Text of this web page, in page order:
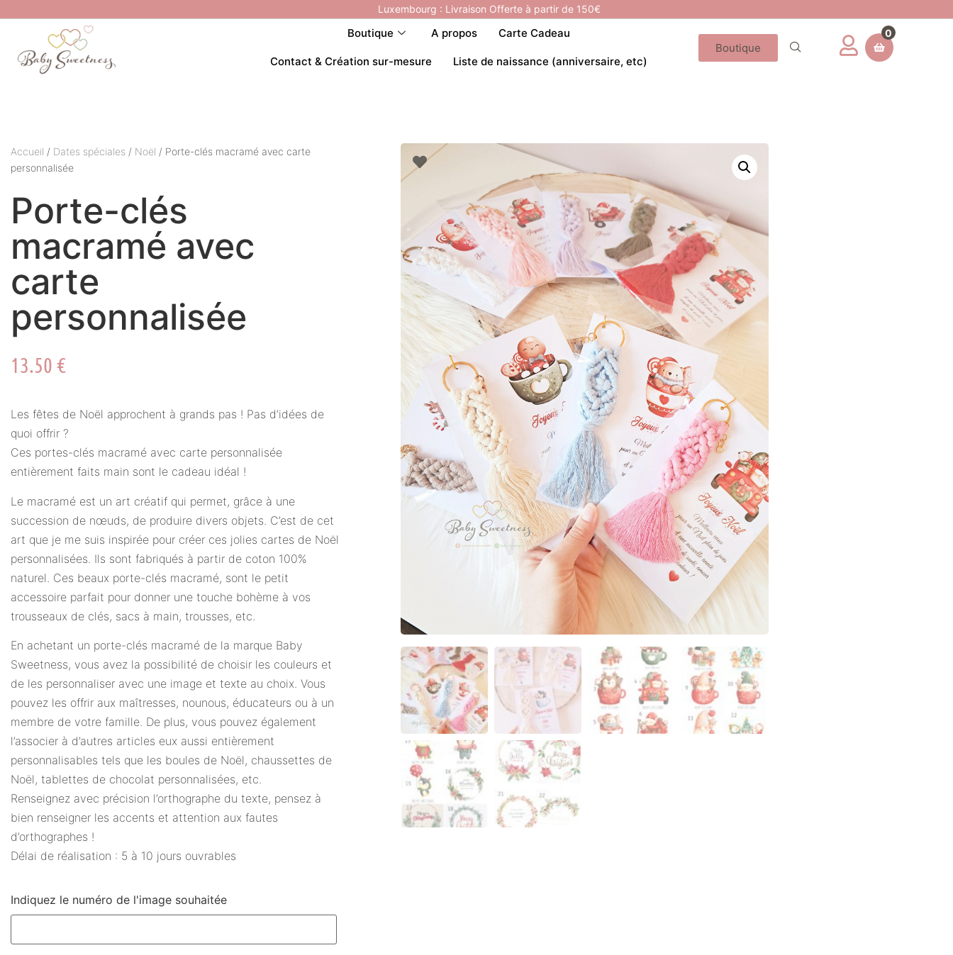
Luxembourg : Livraison Offerte à partir de 150€
Boutique A propos Carte Cadeau
Contact & Création sur-mesure Liste de naissance (anniversaire, etc)
Boutique
0
Accueil / Dates spéciales / Noël / Porte-clés macramé avec carte
personnalisée
Porte-clés
macramé avec
carte
personnalisée
13.50 €
Les fêtes de Noël approchent à grands pas ! Pas d’idées de
quoi offrir ?
Ces portes-clés macramé avec carte personnalisée
entièrement faits main sont le cadeau idéal !
Le macramé est un art créatif qui permet, grâce à une
succession de nœuds, de produire divers objets. C’est de cet
art que je me suis inspirée pour créer ces jolies cartes de Noël
personnalisées. Ils sont fabriqués à partir de coton 100%
naturel. Ces beaux porte-clés macramé, sont le petit
accessoire parfait pour donner une touche bohème à vos
trousseaux de clés, sacs à main, trousses, etc.
En achetant un porte-clés macramé de la marque Baby
Sweetness, vous avez la possibilité de choisir les couleurs et
de les personnaliser avec une image et texte au choix. Vous
pouvez les offrir aux maîtresses, nounous, éducateurs ou à un
membre de votre famille. De plus, vous pouvez également
l’associer à d’autres articles eux aussi entièrement
personnalisables tels que les boules de Noël, chaussettes de
Noël, tablettes de chocolat personnalisées, etc.
Renseignez avec précision l’orthographe du texte, pensez à
bien renseigner les accents et attention aux fautes
d’orthographes !
Délai de réalisation : 5 à 10 jours ouvrables
Indiquez le numéro de l'image souhaitée